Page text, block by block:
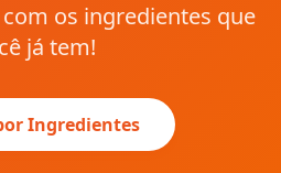
os ingredientes que
já tem!
Ingredientes